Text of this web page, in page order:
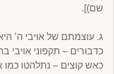
שם)].
ג. עוצמתם של אויבי ה’
כדבורים – תקפוני אויבי
כאש קוצים – נתלהטו